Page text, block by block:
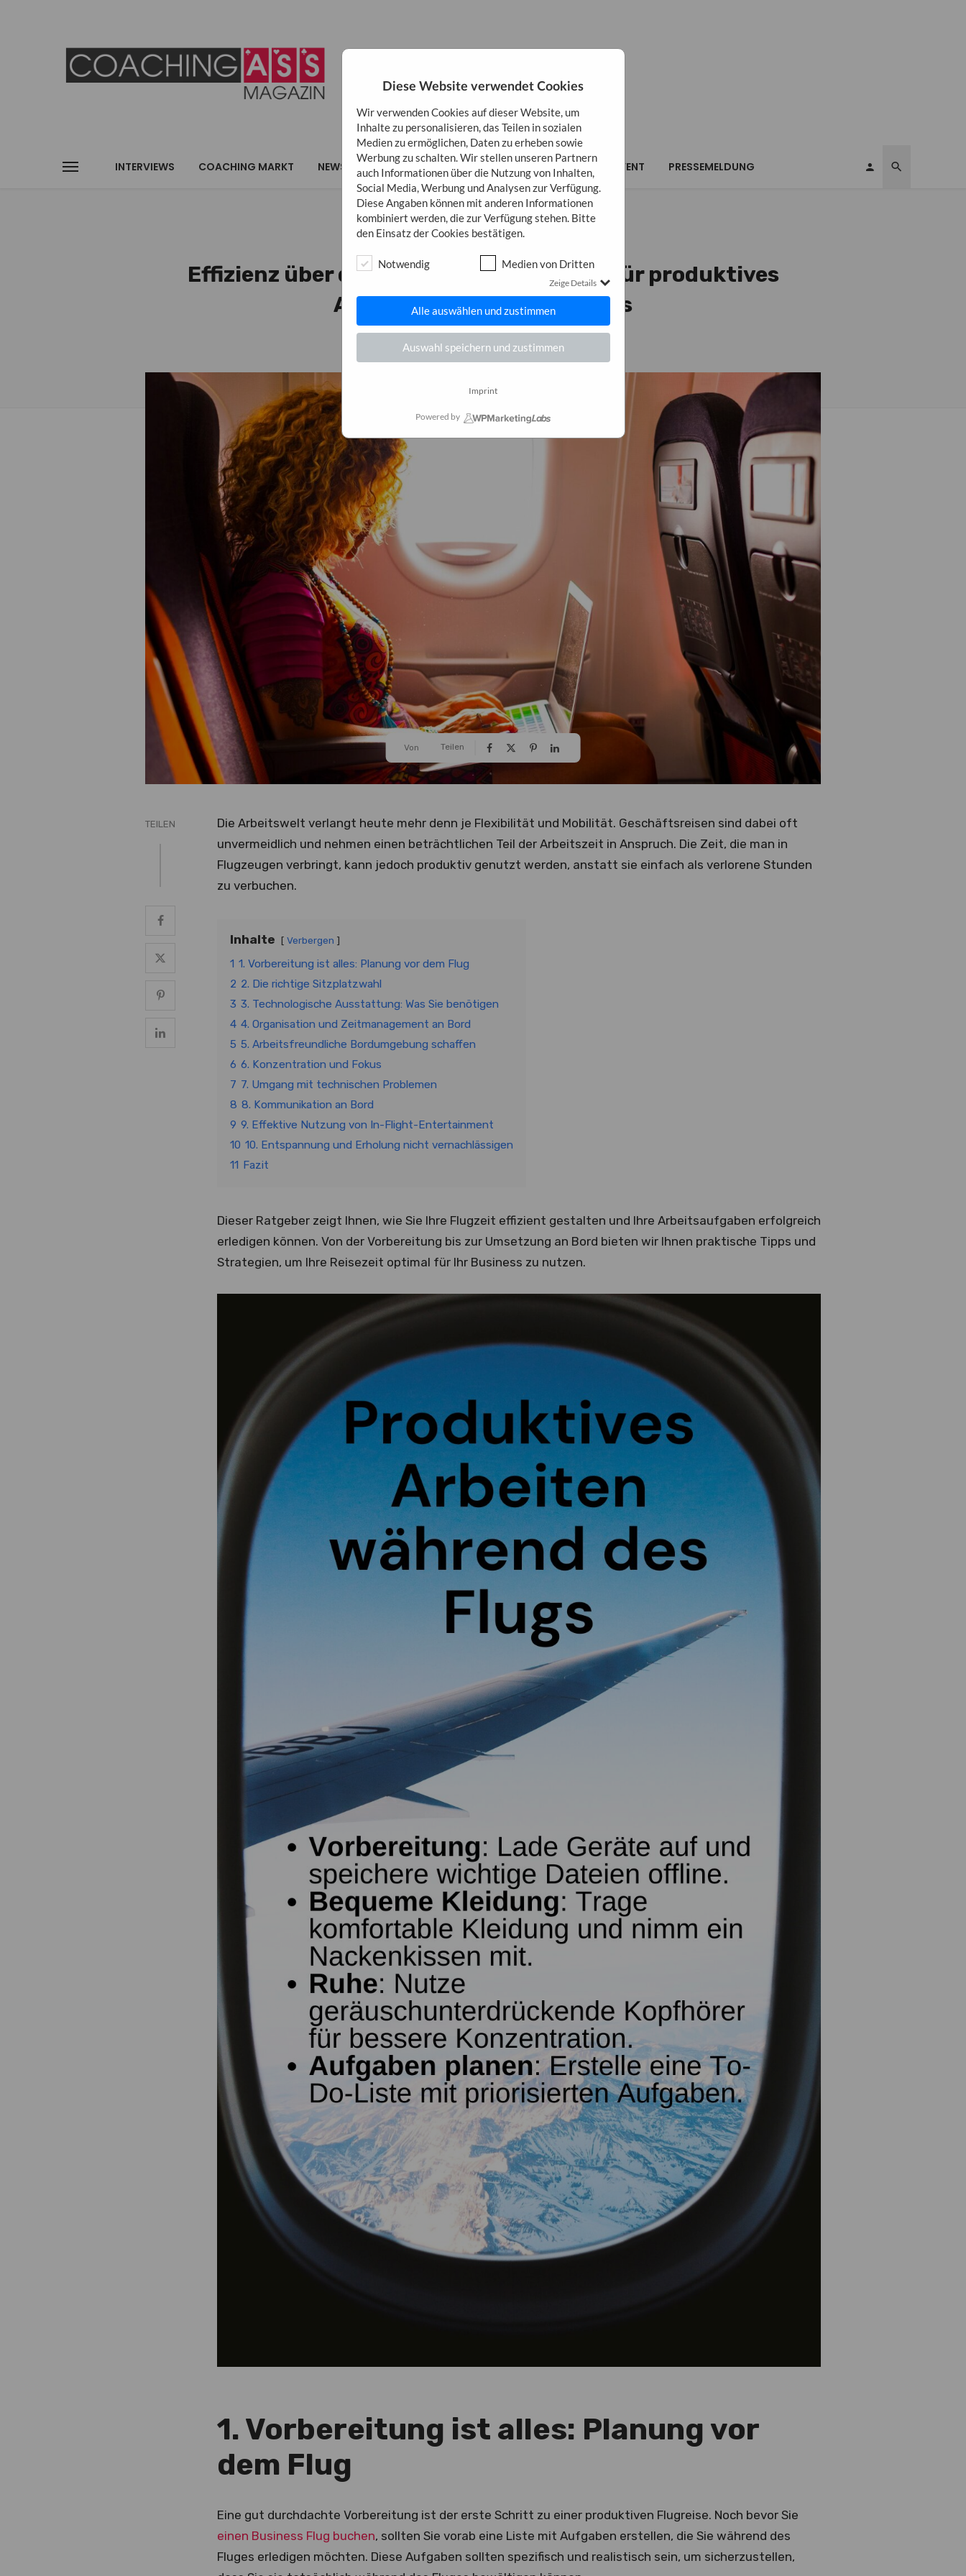
INTERVIEWS COACHING MARKT NEWS MARKETING BUSINESS INSPIRATION EVENT PRESSEMELDUNG
BUSINESS
Effizienz über den Wolken: Ein Ratgeber für produktives
Arbeiten während des Flugs
Von Teilen
TEILEN
Die Arbeitswelt verlangt heute mehr denn je Flexibilität und Mobilität. Geschäftsreisen sind dabei oft
unvermeidlich und nehmen einen beträchtlichen Teil der Arbeitszeit in Anspruch. Die Zeit, die man in
Flugzeugen verbringt, kann jedoch produktiv genutzt werden, anstatt sie einfach als verlorene Stunden
zu verbuchen.
Inhalte Verbergen
1 1. Vorbereitung ist alles: Planung vor dem Flug
2 2. Die richtige Sitzplatzwahl
3 3. Technologische Ausstattung: Was Sie benötigen
4 4. Organisation und Zeitmanagement an Bord
5 5. Arbeitsfreundliche Bordumgebung schaffen
6 6. Konzentration und Fokus
7 7. Umgang mit technischen Problemen
8 8. Kommunikation an Bord
9 9. Effektive Nutzung von In-Flight-Entertainment
10 10. Entspannung und Erholung nicht vernachlässigen
11 Fazit
Dieser Ratgeber zeigt Ihnen, wie Sie Ihre Flugzeit effizient gestalten und Ihre Arbeitsaufgaben erfolgreich
erledigen können. Von der Vorbereitung bis zur Umsetzung an Bord bieten wir Ihnen praktische Tipps und
Strategien, um Ihre Reisezeit optimal für Ihr Business zu nutzen.
1. Vorbereitung ist alles: Planung vor
dem Flug
Eine gut durchdachte Vorbereitung ist der erste Schritt zu einer produktiven Flugreise. Noch bevor Sie
einen Business Flug buchen, sollten Sie vorab eine Liste mit Aufgaben erstellen, die Sie während des
Fluges erledigen möchten. Diese Aufgaben sollten spezifisch und realistisch sein, um sicherzustellen,
Diese Website verwendet Cookies
Wir verwenden Cookies auf dieser Website, um
Inhalte zu personalisieren, das Teilen in sozialen
Medien zu ermöglichen, Daten zu erheben sowie
Werbung zu schalten. Wir stellen unseren Partnern
auch Informationen über die Nutzung von Inhalten,
Social Media, Werbung und Analysen zur Verfügung.
Diese Angaben können mit anderen Informationen
kombiniert werden, die zur Verfügung stehen. Bitte
den Einsatz der Cookies bestätigen.
Notwendig Medien von Dritten
Zeige Details
Alle auswählen und zustimmen
Auswahl speichern und zustimmen
Imprint
Powered by